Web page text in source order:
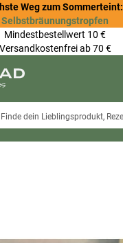
Weg zum Sommerteint:
Selbstbräunungstropfen
Mindestbestellwert 10 €
Versandkostenfrei ab 70 €